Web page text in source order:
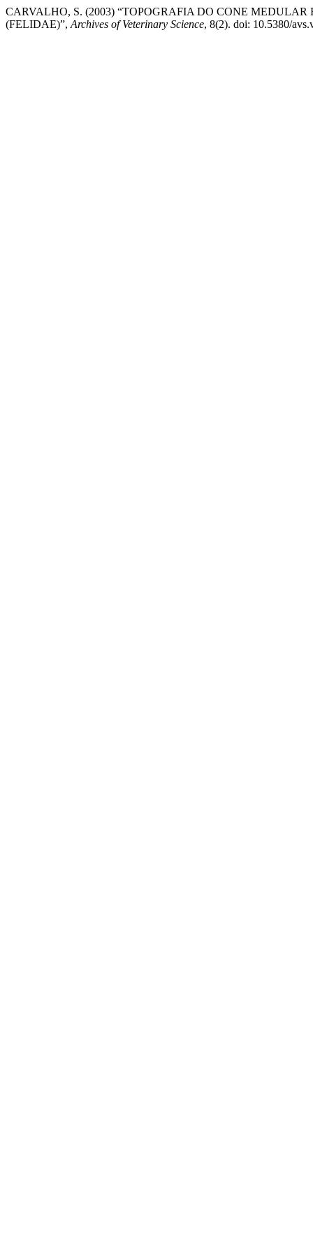
CARVALHO, S. (2003) “TOPOGRAFIA DO CONE MEDULAR
(FELIDAE)”, Archives of Veterinary Science, 8(2). doi: 10.5380/